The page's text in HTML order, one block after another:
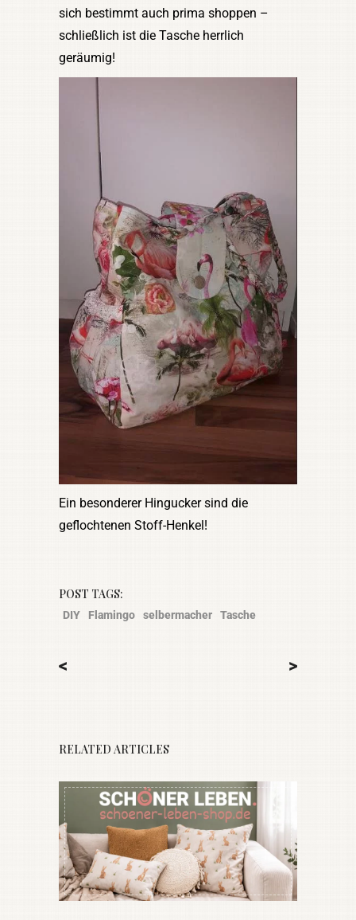
sich bestimmt auch prima shoppen –
schließlich ist die Tasche herrlich
geräumig!
Ein besonderer Hingucker sind die
geflochtenen Stoff-Henkel!
POST TAGS:
DIY Flamingo selbermacher Tasche
< >
RELATED ARTICLES